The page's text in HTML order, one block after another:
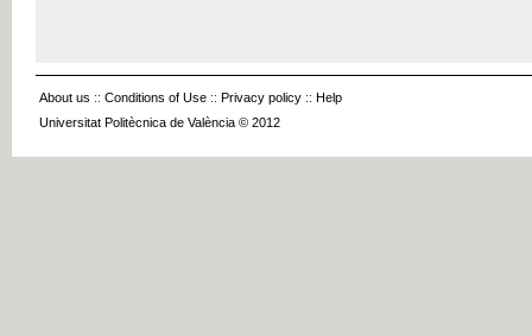
About us :: Conditions of Use :: Privacy policy :: Help
Universitat Politècnica de València © 2012